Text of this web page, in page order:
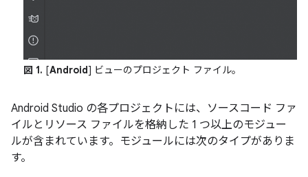
図 1. [Android] ビューのプロジェクト ファイル。
Android Studio の各プロジェクトには、ソースコード ファ
イルとリソース ファイルを格納した 1 つ以上のモジュー
ルが含まれています。モジュールには次のタイプがありま
す。